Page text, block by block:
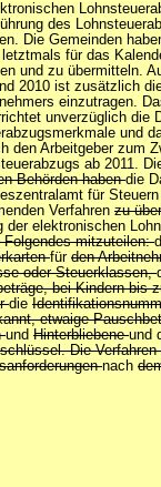
des
Die Gemeinden
für das
und zu übermitteln.
2010 ist zusätzlich
einzutragen.
unverzüglich die
und
den Arbeitgeber zum
ab 2011.
Behörden habendie
für
Verfahren zu
der elektronischen
Folgendes mitzuteilen:
für den
oder Steuerklassen,
bei Kindern bis
die
etwaige
und Hinterbliebeneund
Die
nach